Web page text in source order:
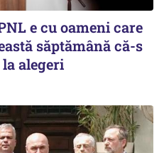
e cu oameni care
săptămână că-s
alegeri